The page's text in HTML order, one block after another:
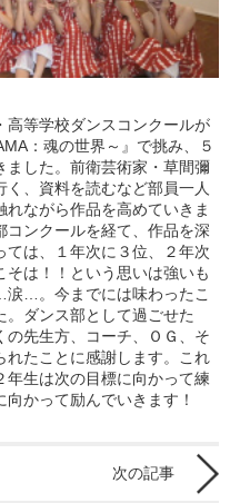
高等学校ダンスコンクールが
：魂の世界～』で挑み、５
ました。前衛芸術家・草間彌
、資料を読むなど部員一人
ながら作品を高めていきま
コンクールを経て、作品を深
は、１年次に３位、２年次
は！！という思いは強いも
…。今までには味わったこ
。ダンス部として過ごせた
の先生方、コーチ、ＯＧ、そ
れたことに感謝します。これ
年生は次の目標に向かって練
かって励んでいきます！
次の記事